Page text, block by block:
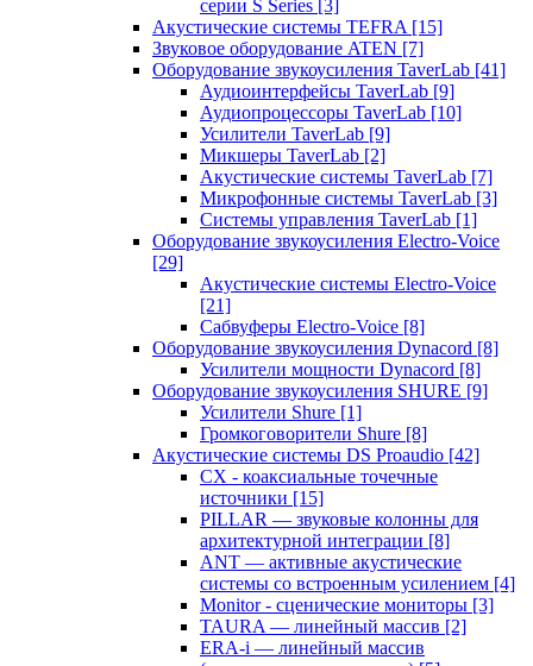
серии S Series [3]
Акустические системы TEFRA [15]
Звуковое оборудование ATEN [7]
Оборудование звукоусиления TaverLab [41]
Аудиоинтерфейсы TaverLab [9]
Аудиопроцессоры TaverLab [10]
Усилители TaverLab [9]
Микшеры TaverLab [2]
Акустические системы TaverLab [7]
Микрофонные системы TaverLab [3]
Системы управления TaverLab [1]
Оборудование звукоусиления Electro-Voice
[29]
Акустические системы Electro-Voice
[21]
Сабвуферы Electro-Voice [8]
Оборудование звукоусиления Dynacord [8]
Усилители мощности Dynacord [8]
Оборудование звукоусиления SHURE [9]
Усилители Shure [1]
Громкоговорители Shure [8]
Акустические системы DS Proaudio [42]
CX - коаксиальные точечные
источники [15]
PILLAR — звуковые колонны для
архитектурной интеграции [8]
ANT — активные акустические
системы со встроенным усилением [4]
Monitor - сценические мониторы [3]
TAURA — линейный массив [2]
ERA-i — линейный массив